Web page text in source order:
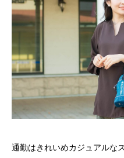
通勤はきれいめカジュアルな